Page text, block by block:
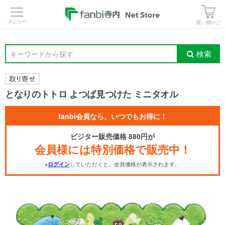
買い物かご
キーワードから探す 検索
となりのトトロ よつば見つけた ミニタオル
fanbi会員なら、いつでもお得に！
ビジター販売価格 880円が
会員様には特別価格で販売中！
※ログインしていただくと、会員価格が表示されます。